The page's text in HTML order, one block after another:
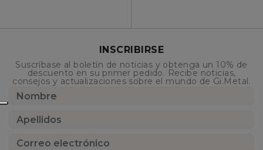
INSCRIBIRSE
Suscríbase al boletín de noticias y obtenga un 10% de
descuento en su primer pedido. Recibe noticias,
consejos y actualizaciones sobre el mundo de Gi.Metal.